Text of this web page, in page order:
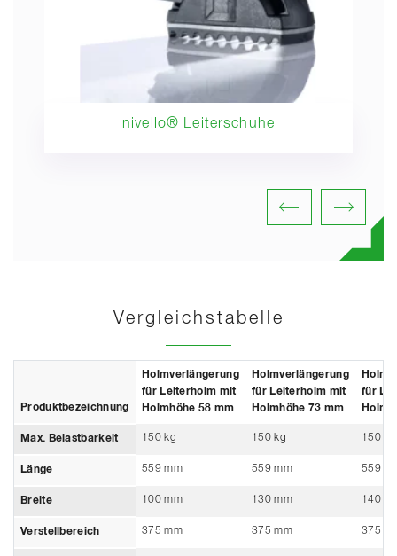
nivello® Leiterschuhe
Vergleichstabelle
Produktbezeichnung
Holmverlängerung
für Leiterholm mit
Holmhöhe 58 mm
Holmverlängerung
für Leiterholm mit
Holmhöhe 73 mm
für
Max. Belastbarkeit 150 kg 150 kg 150 kg
Länge 559 mm 559 mm 559
Breite 100 mm 130 mm 140
Verstellbereich 375 mm 375 mm 375